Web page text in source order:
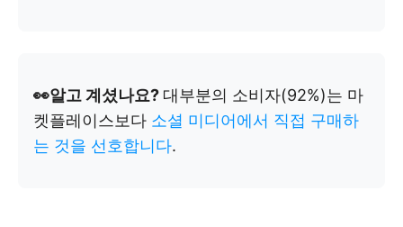
👀알고 계셨나요? 대부분의 소비자(92%)는 마
켓플레이스보다 소셜 미디어에서 직접 구매하
는 것을 선호합니다.